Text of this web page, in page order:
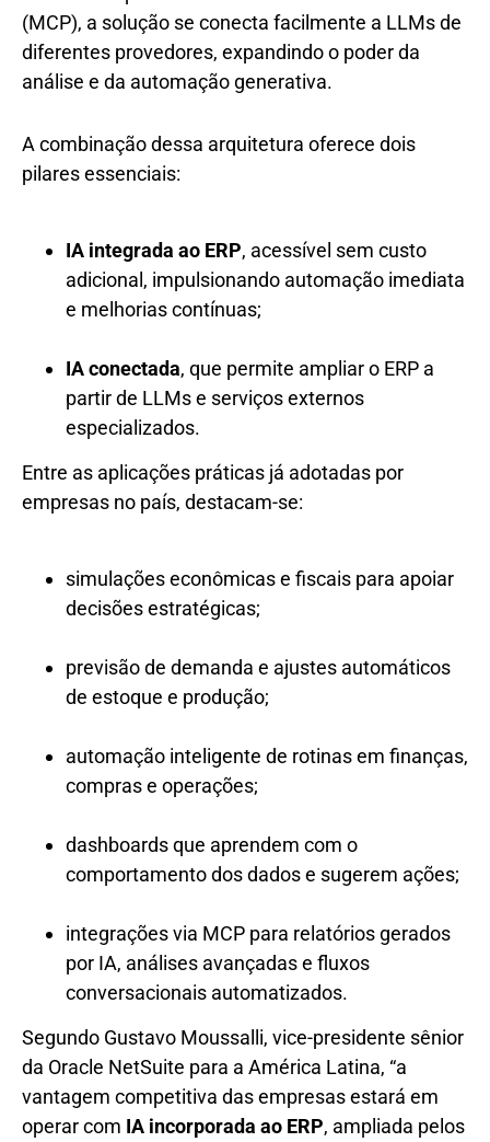
(MCP), a solução se conecta facilmente a LLMs de
diferentes provedores, expandindo o poder da
análise e da automação generativa.
A combinação dessa arquitetura oferece dois
pilares essenciais:
IA integrada ao ERP, acessível sem custo
adicional, impulsionando automação imediata
e melhorias contínuas;
IA conectada, que permite ampliar o ERP a
partir de LLMs e serviços externos
especializados.
Entre as aplicações práticas já adotadas por
empresas no país, destacam-se:
simulações econômicas e fiscais para apoiar
decisões estratégicas;
previsão de demanda e ajustes automáticos
de estoque e produção;
automação inteligente de rotinas em finanças,
compras e operações;
dashboards que aprendem com o
comportamento dos dados e sugerem ações;
integrações via MCP para relatórios gerados
por IA, análises avançadas e fluxos
conversacionais automatizados.
Segundo Gustavo Moussalli, vice-presidente sênior
da Oracle NetSuite para a América Latina, “a
vantagem competitiva das empresas estará em
operar com IA incorporada ao ERP, ampliada pelos